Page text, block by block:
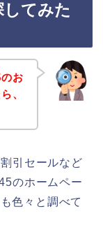
てみた
お
、
引セールなど
のホームペー
色々と調べて